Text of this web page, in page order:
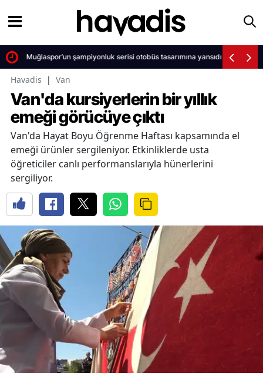
Muğlaspor’un şampiyonluk serisi otobüs tasarımına yansıdı
Havadis | Van
Van'da kursiyerlerin bir yıllık
emeği görücüye çıktı
Van'da Hayat Boyu Öğrenme Haftası kapsamında el
emeği ürünler sergileniyor. Etkinliklerde usta
öğreticiler canlı performanslarıyla hünerlerini
sergiliyor.